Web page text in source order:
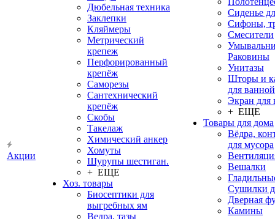
Акции
Дюбельная техника
Заклепки
Кляймеры
Метрический
крепеж
Перфорированный
крепёж
Саморезы
Сантехнический
крепёж
Скобы
Такелаж
Химический анкер
Хомуты
Шурупы шестиган.
+ ЕЩЕ
Хоз. товары
Биосептики для
выгребных ям
Ведра, тазы
Сиденье
Сифоны,
Смесители
Раковины
Унитазы
Шторы и
для ванной
Экран для
+ ЕЩЕ
Товары для дома
Вёдра,
для мусора
Вешалки
Сушилки
Дверная
Камины